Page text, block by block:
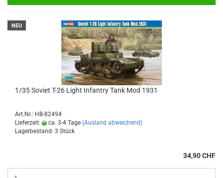
NEU
1/35 Soviet T-26 Light Infantry Tank Mod 1931
Art.Nr.: HB-82494
Lieferzeit:
ca. 3-4 Tage (Ausland abweichend)
Lagerbestand: 3 Stück
34,90 CHF